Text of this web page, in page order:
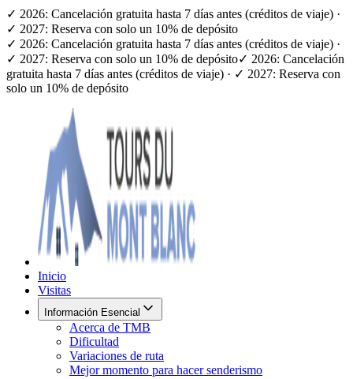
✓ 2026: Cancelación gratuita hasta 7 días antes (créditos de viaje) ·
✓ 2027: Reserva con solo un 10% de depósito
✓ 2026: Cancelación gratuita hasta 7 días antes (créditos de viaje) ·
✓ 2027: Reserva con solo un 10% de depósito✓ 2026: Cancelación
gratuita hasta 7 días antes (créditos de viaje) · ✓ 2027: Reserva con
solo un 10% de depósito
Inicio
Visitas
Información Esencial
Acerca de TMB
Dificultad
Variaciones de ruta
Mejor momento para hacer senderismo